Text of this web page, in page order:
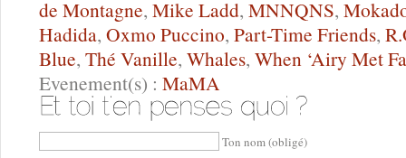
de Montagne, Mike Ladd, MNNQNS,
Hadida, Oxmo Puccino, Part-Time Friends,
Blue, Thé Vanille, Whales, When ‘Airy Met
Evenement(s) : MaMA
Ton nom (obligé)